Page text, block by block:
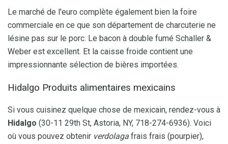
Le marché de l'euro complète également bien la foire
commerciale en ce que son département de charcuterie ne
lésine pas sur le porc. Le bacon à double fumé Schaller &
Weber est excellent. Et la caisse froide contient une
impressionnante sélection de bières importées.
Hidalgo Produits alimentaires mexicains
Si vous cuisinez quelque chose de mexicain, rendez-vous à
Hidalgo (30-11 29th St, Astoria, NY, 718-274-6936). Voici
où vous pouvez obtenir verdolaga frais frais (pourpier),